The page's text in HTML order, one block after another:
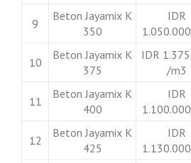
9
Beton Jayamix K
350
IDR
10
Beton Jayamix K
375
IDR
/m3
11
Beton Jayamix K
400
IDR
12
Beton Jayamix K
425
IDR